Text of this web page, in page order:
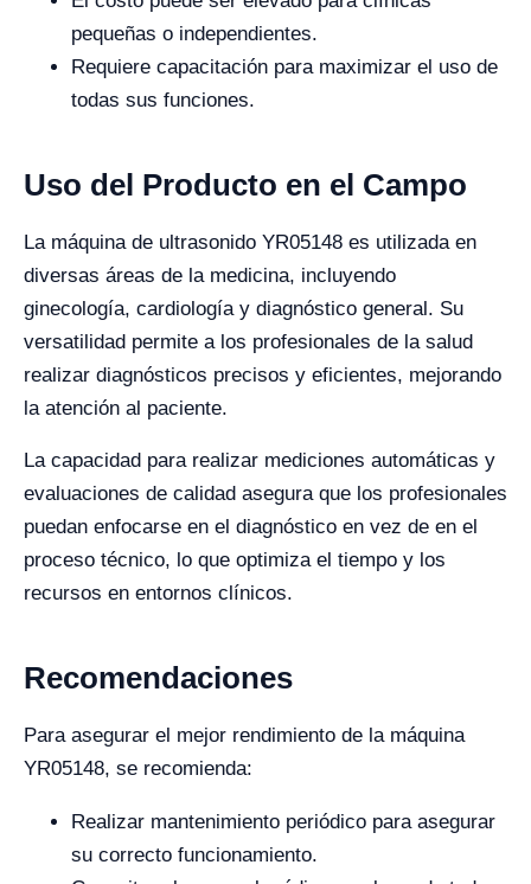
pequeñas o independientes.
Requiere capacitación para maximizar el uso de
todas sus funciones.
Uso del Producto en el Campo
La máquina de ultrasonido YR05148 es utilizada en
diversas áreas de la medicina, incluyendo
ginecología, cardiología y diagnóstico general. Su
versatilidad permite a los profesionales de la salud
realizar diagnósticos precisos y eficientes, mejorando
la atención al paciente.
La capacidad para realizar mediciones automáticas y
evaluaciones de calidad asegura que los profesionales
puedan enfocarse en el diagnóstico en vez de en el
proceso técnico, lo que optimiza el tiempo y los
recursos en entornos clínicos.
Recomendaciones
Para asegurar el mejor rendimiento de la máquina
YR05148, se recomienda:
Realizar mantenimiento periódico para asegurar
su correcto funcionamiento.